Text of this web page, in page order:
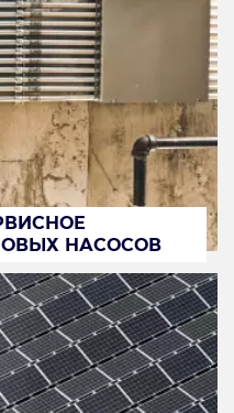
НАСОСОВ